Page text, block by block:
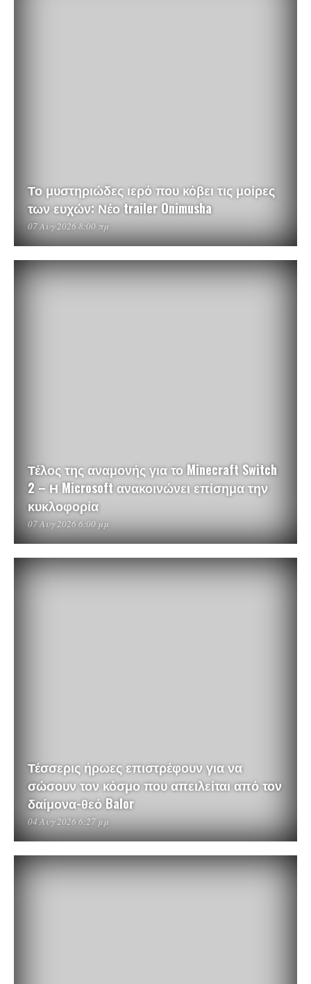
Το μυστηριώδες ιερό που κόβει τις μοίρες
των ευχών: Νέο trailer Onimusha
07 Αυγ 2026 8:00 πμ
Τέλος της αναμονής για το Minecraft Switch
2 – Η Microsoft ανακοινώνει επίσημα την
κυκλοφορία
07 Αυγ 2026 6:00 μμ
Τέσσερις ήρωες επιστρέφουν για να
σώσουν τον κόσμο που απειλείται από τον
δαίμονα-θεό Balor
04 Αυγ 2026 6:27 μμ